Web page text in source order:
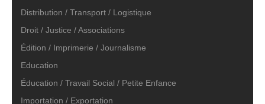
Distribution / Transport / Logistique
Droit / Justice / Associations
Édition / Imprimerie / Journalisme
Education
Éducation / Travail Social / Petite Enfance
Importation / Exportation